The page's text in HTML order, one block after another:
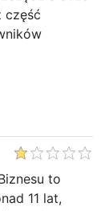
część
to
11 lat,